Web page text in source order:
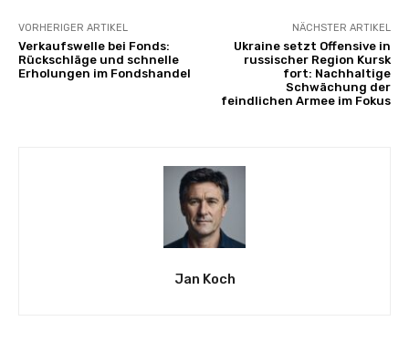
VORHERIGER ARTIKEL
Verkaufswelle bei Fonds:
Rückschläge und schnelle
Erholungen im Fondshandel
NÄCHSTER ARTIKEL
Ukraine setzt Offensive in
russischer Region Kursk
fort: Nachhaltige
Schwächung der
feindlichen Armee im Fokus
Jan Koch